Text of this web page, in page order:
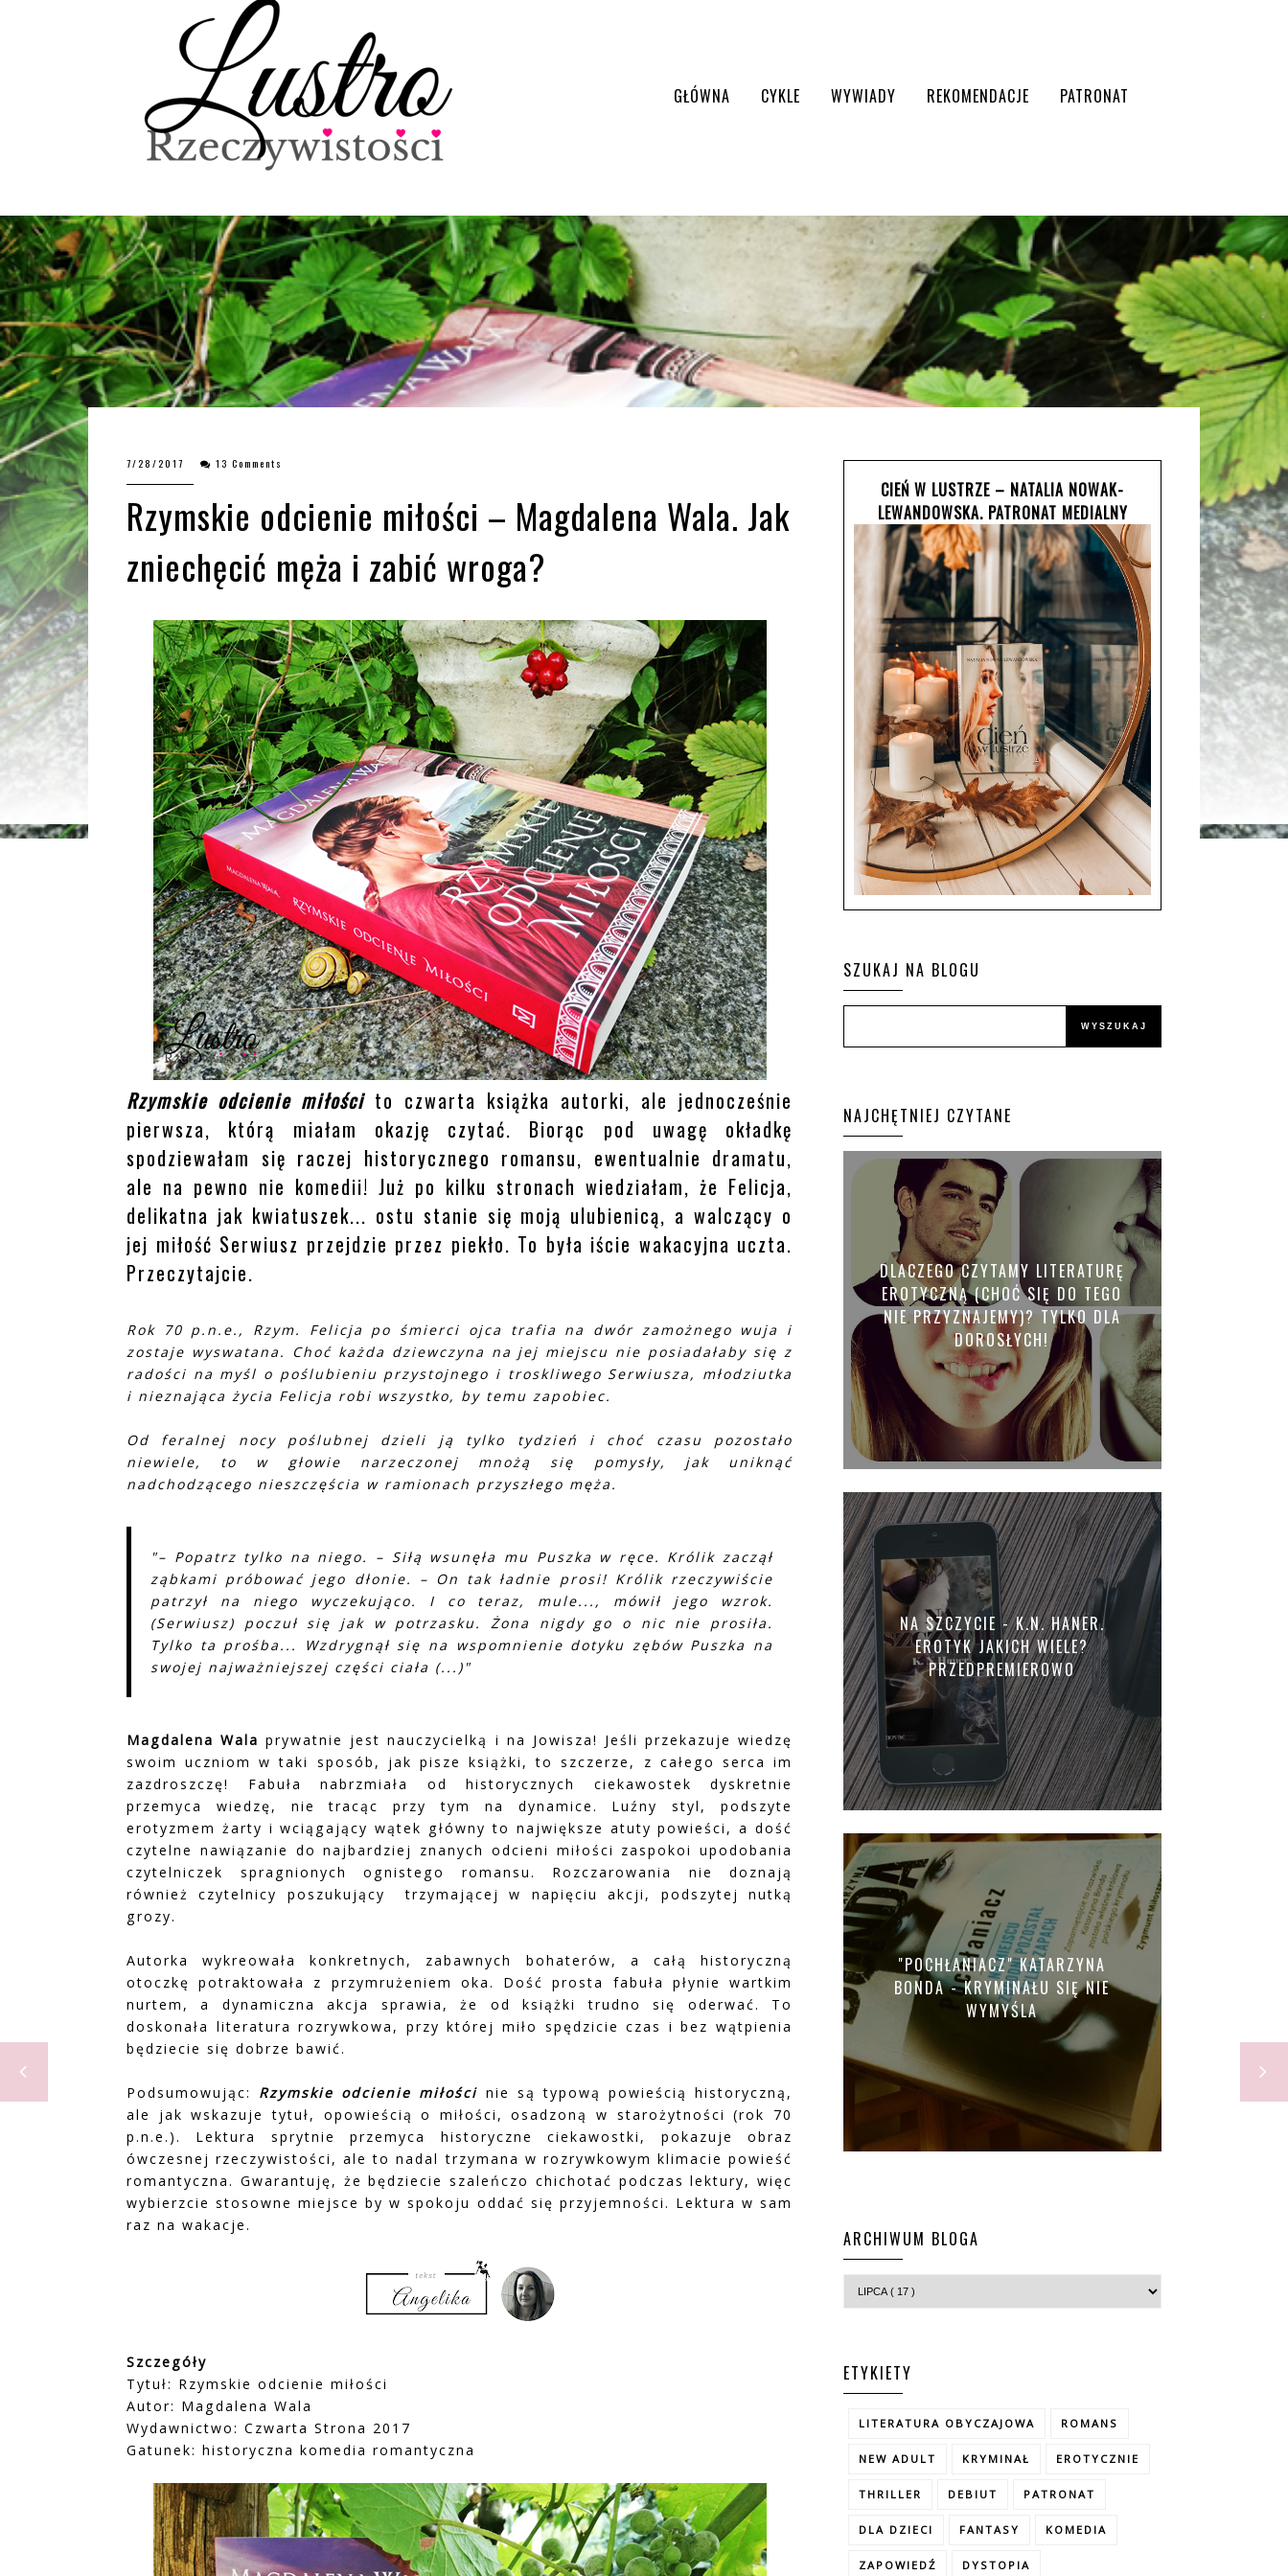
GŁÓWNA CYKLE WYWIADY REKOMENDACJE PATRONAT
7/28/2017 13 Comments
Rzymskie odcienie miłości – Magdalena Wala. Jak
zniechęcić męża i zabić wroga?
Rzymskie odcienie miłościto czwarta książka autorki, ale jednocześnie
pierwsza, którą miałam okazję czytać. Biorąc pod uwagę okładkę
spodziewałam się raczej historycznego romansu, ewentualnie dramatu,
ale na pewno nie komedii! Już po kilku stronach wiedziałam, że Felicja,
delikatna jak kwiatuszek... ostu stanie się moją ulubienicą, a walczący o
jej miłość Serwiusz przejdzie przez piekło. To była iście wakacyjna uczta.
Przeczytajcie.
Rok 70 p.n.e., Rzym. Felicja po śmierci ojca trafia na dwór zamożnego wuja i
zostaje wyswatana. Choć każda dziewczyna na jej miejscu nie posiadałaby się z
radości na myśl o poślubieniu przystojnego i troskliwego Serwiusza, młodziutka
i nieznająca życia Felicja robi wszystko, by temu zapobiec.
Od feralnej nocy poślubnej dzieli ją tylko tydzień i choć czasu pozostało
niewiele, to w głowie narzeczonej mnożą się pomysły, jak uniknąć
nadchodzącego nieszczęścia w ramionach przyszłego męża.
"– Popatrz tylko na niego. – Siłą wsunęła mu Puszka w ręce. Królik zaczął
ząbkami próbować jego dłonie. – On tak ładnie prosi! Królik rzeczywiście
patrzył na niego wyczekująco. I co teraz, mule..., mówił jego wzrok.
(Serwiusz) poczuł się jak w potrzasku. Żona nigdy go o nic nie prosiła.
Tylko ta prośba... Wzdrygnął się na wspomnienie dotyku zębów Puszka na
swojej najważniejszej części ciała (...)"
Magdalena Wala prywatnie jest nauczycielką i na Jowisza! Jeśli przekazuje wiedzę
swoim uczniom w taki sposób, jak pisze książki, to szczerze, z całego serca im
zazdroszczę! Fabuła nabrzmiała od historycznych ciekawostek dyskretnie
przemyca wiedzę, nie tracąc przy tym na dynamice. Luźny styl, podszyte
erotyzmem żarty i wciągający wątek główny to największe atuty powieści, a dość
czytelne nawiązanie do najbardziej znanych odcieni miłości zaspokoi upodobania
czytelniczek spragnionych ognistego romansu. Rozczarowania nie doznają
również czytelnicy poszukujący trzymającej w napięciu akcji, podszytej nutką
grozy.
Autorka wykreowała konkretnych, zabawnych bohaterów, a całą historyczną
otoczkę potraktowała z przymrużeniem oka. Dość prosta fabuła płynie wartkim
nurtem, a dynamiczna akcja sprawia, że od książki trudno się oderwać. To
doskonała literatura rozrywkowa, przy której miło spędzicie czas i bez wątpienia
będziecie się dobrze bawić.
Podsumowując: Rzymskie odcienie miłości nie są typową powieścią historyczną,
ale jak wskazuje tytuł, opowieścią o miłości, osadzoną w starożytności (rok 70
p.n.e.). Lektura sprytnie przemyca historyczne ciekawostki, pokazuje obraz
ówczesnej rzeczywistości, ale to nadal trzymana w rozrywkowym klimacie powieść
romantyczna. Gwarantuję, że będziecie szaleńczo chichotać podczas lektury, więc
wybierzcie stosowne miejsce by w spokoju oddać się przyjemności. Lektura w sam
raz na wakacje.
Szczegóły
Tytuł: Rzymskie odcienie miłości
Autor: Magdalena Wala
Wydawnictwo: Czwarta Strona 2017
Gatunek: historyczna komedia romantyczna
CIEŃ W LUSTRZE – NATALIA NOWAK-
LEWANDOWSKA. PATRONAT MEDIALNY
SZUKAJ NA BLOGU
NAJCHĘTNIEJ CZYTANE
DLACZEGO CZYTAMY LITERATURĘ
EROTYCZNĄ (CHOĆ SIĘ DO TEGO
NIE PRZYZNAJEMY)? TYLKO DLA
DOROSŁYCH!
NA SZCZYCIE - K.N. HANER.
EROTYK JAKICH WIELE?
PRZEDPREMIEROWO
"POCHŁANIACZ" KATARZYNA
BONDA - KRYMINAŁU SIĘ NIE
WYMYŚLA
ARCHIWUM BLOGA
ETYKIETY
LITERATURA OBYCZAJOWA ROMANS
NEW ADULT KRYMINAŁ EROTYCZNIE
THRILLER DEBIUT PATRONAT
DLA DZIECI FANTASY KOMEDIA
ZAPOWIEDŹ DYSTOPIA